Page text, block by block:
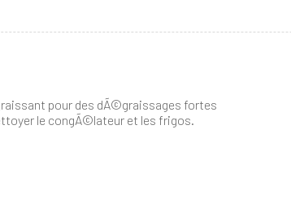
pour des dÃ©graissages fortes
le congÃ©lateur et les frigos.